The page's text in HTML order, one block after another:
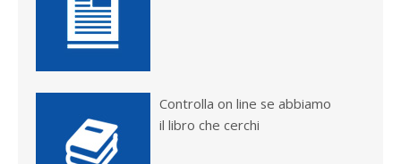
Controlla on line se abbiamo
il libro che cerchi